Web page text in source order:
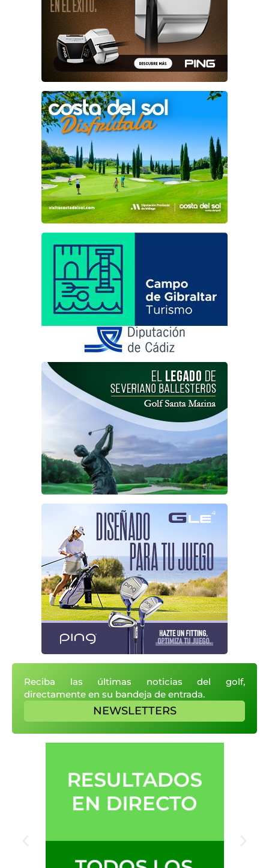
Reciba las últimas noticias del golf,
directamente en su bandeja de entrada.
NEWSLETTERS